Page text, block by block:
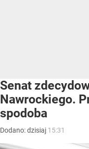
Senat
Nawrockiego.
spodoba
Dodano:dzisiaj 15:31